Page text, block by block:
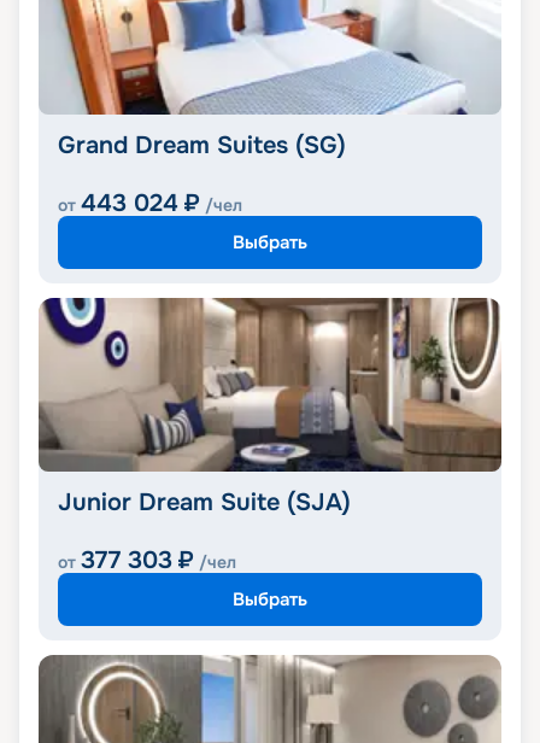
Grand Dream Suites (SG)
от 443 024 ₽ /чел
Выбрать
Junior Dream Suite (SJA)
от 377 303 ₽ /чел
Выбрать